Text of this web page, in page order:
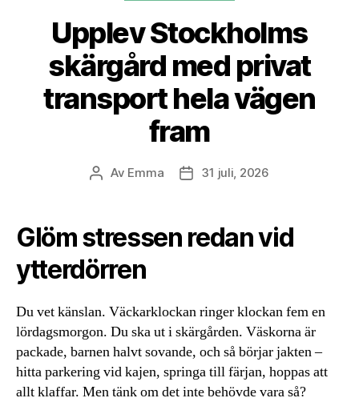
Upplev Stockholms
skärgård med privat
transport hela vägen
fram
Inläggsförfattare
Av Emma Inläggsdatum
31 juli, 2026
Glöm stressen redan vid
ytterdörren
Du vet känslan. Väckarklockan ringer klockan fem en
lördagsmorgon. Du ska ut i skärgården. Väskorna är
packade, barnen halvt sovande, och så börjar jakten –
hitta parkering vid kajen, springa till färjan, hoppas att
allt klaffar. Men tänk om det inte behövde vara så?